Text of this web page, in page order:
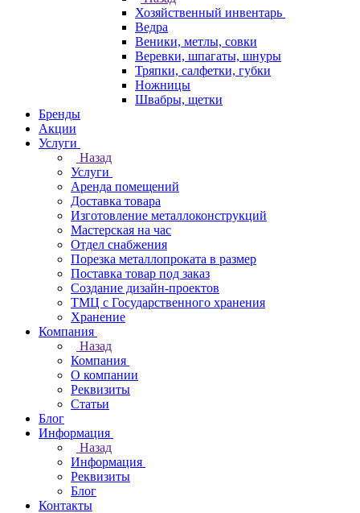
Хозяйственный инвентарь
Ведра
Веники, метлы, совки
Веревки, шпагаты, шнуры
Тряпки, салфетки, губки
Ножницы
Швабры, щетки
Бренды
Акции
Услуги
Назад
Услуги
Аренда помещений
Доставка товара
Изготовление металлоконструкций
Мастерская на час
Отдел снабжения
Порезка металлопроката в размер
Поставка товар под заказ
Создание дизайн-проектов
ТМЦ с Государственного хранения
Хранение
Компания
Назад
Компания
О компании
Реквизиты
Статьи
Блог
Информация
Назад
Информация
Реквизиты
Блог
Контакты